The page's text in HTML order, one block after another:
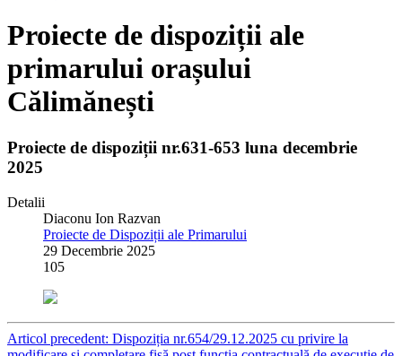
Proiecte de dispoziții ale
primarului orașului
Călimănești
Proiecte de dispoziții nr.631-653 luna decembrie
2025
Detalii
Diaconu Ion Razvan
Proiecte de Dispoziții ale Primarului
29 Decembrie 2025
105
Articol precedent: Dispoziția nr.654/29.12.2025 cu privire la